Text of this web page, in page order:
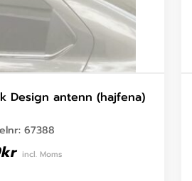
Design antenn (hajfena)
67388
kr incl. Moms